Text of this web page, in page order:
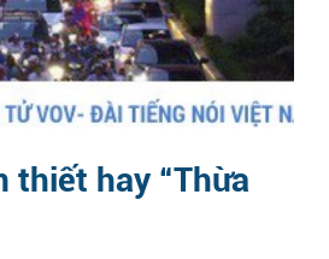
thiết hay “Thừa